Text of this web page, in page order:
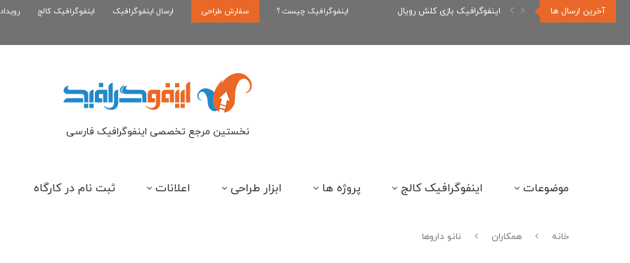
آخرین ارسال ها اینفوگرافیک دوستان و دشمنان سونیک اینفوگرافیک بازی سوپر ماریو اینفوگرافیک چیست ؟ سفارش طراحی ارسال اینفوگرافیک اینفوگرافیک کالج
نخستین مرجع تخصصی اینفوگرافیک فارسی
موضوعات اینفوگرافیک کالج پروژه ها ابزار طراحی اعلانات ثبت نام در کارگاه
خانه همکاران نانو داروها